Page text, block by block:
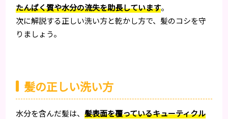
たんぱく質や水分の流失を助長しています。
次に解説する正しい洗い方と乾かし方で、髪のコシを守
りましょう。
髪の正しい洗い方
水分を含んだ髪は、髪表面を覆っているキューティクル